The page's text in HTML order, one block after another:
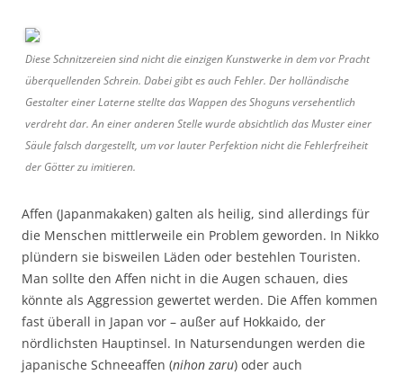
Diese Schnitzereien sind nicht die einzigen Kunstwerke in dem vor Pracht
überquellenden Schrein. Dabei gibt es auch Fehler. Der holländische
Gestalter einer Laterne stellte das Wappen des Shoguns versehentlich
verdreht dar. An einer anderen Stelle wurde absichtlich das Muster einer
Säule falsch dargestellt, um vor lauter Perfektion nicht die Fehlerfreiheit
der Götter zu imitieren.
Affen (Japanmakaken) galten als heilig, sind allerdings für
die Menschen mittlerweile ein Problem geworden. In Nikko
plündern sie bisweilen Läden oder bestehlen Touristen.
Man sollte den Affen nicht in die Augen schauen, dies
könnte als Aggression gewertet werden. Die Affen kommen
fast überall in Japan vor – außer auf Hokkaido, der
nördlichsten Hauptinsel. In Natursendungen werden die
japanische Schneeaffen (nihon zaru) oder auch